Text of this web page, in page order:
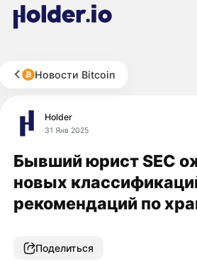
Новости Bitcoin
Holder
31 Янв 2025
Бывший юрист SEC
новых
рекомендаций по
Поделиться